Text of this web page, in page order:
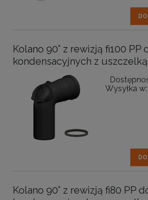
Kolano 90° z rewizją fi100 PP
kondensacyjnych z uszczelką
Wysyłka w:
Kolano 90° z rewizją fi80 PP